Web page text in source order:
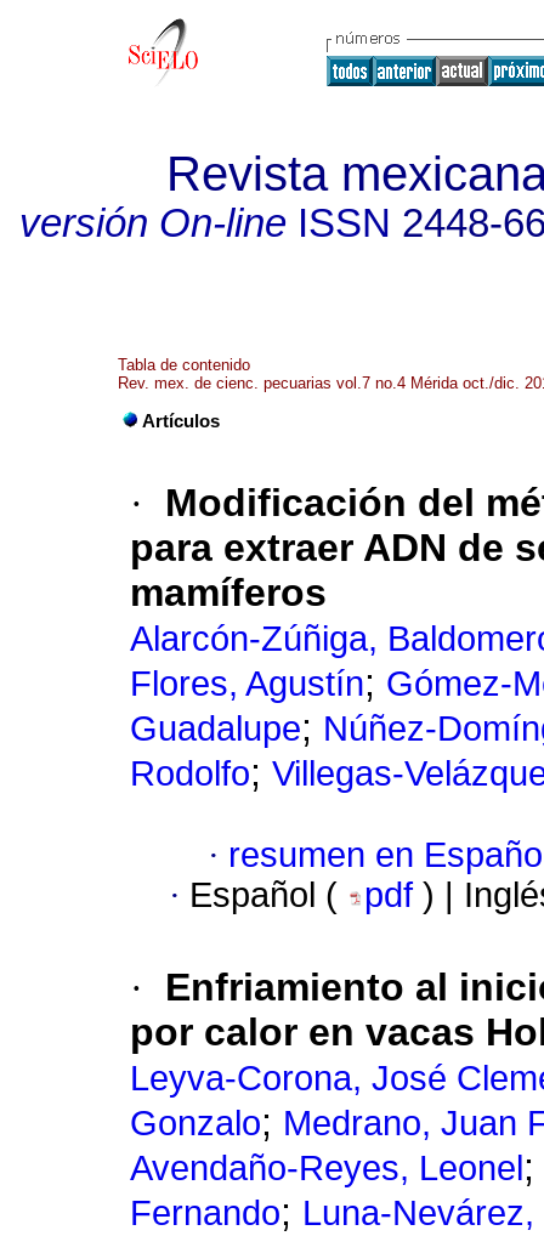
Revista
versión On-lineISSN 2448-
Tabla de contenido
Rev. mex. de cienc. pecuarias vol.7 no.4 Mérida oct./dic.
Artículos
·
Modificación del
para extraer ADN de
mamíferos
Alarcón-Zúñiga,
Flores, Agustín; Gómez-
Guadalupe; Núñez-
Rodolfo; Villegas-
· resumen en
· Español ( pdf ) |
·
Enfriamiento al
por calor en vacas
Leyva-Corona, José
Gonzalo; Medrano, Juan
Avendaño-Reyes, Leonel ;
Fernando; Luna-Nevárez,